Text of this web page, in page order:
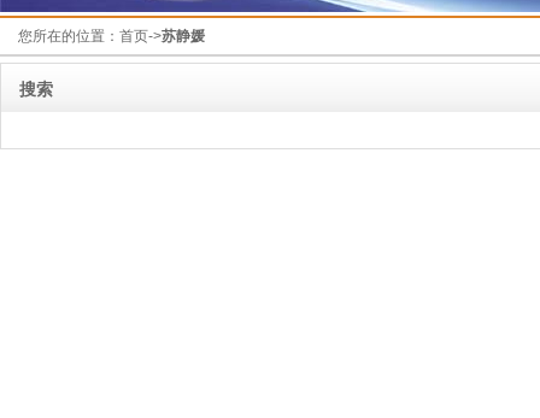
您所在的位置： 首页->苏静媛
搜索